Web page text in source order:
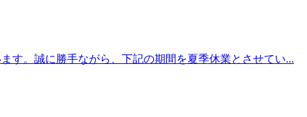
す。誠に勝手ながら、下記の期間を夏季休業とさせてい...